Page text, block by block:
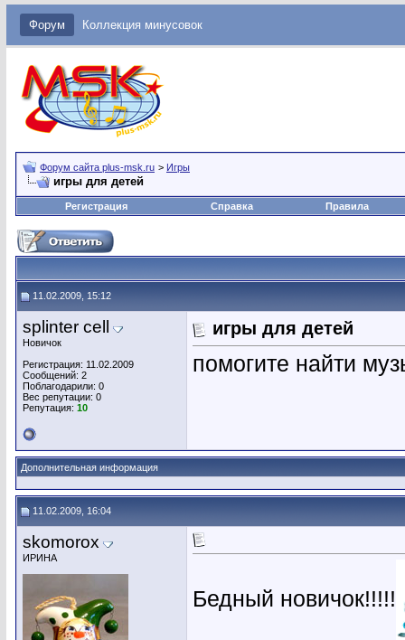
Форум Коллекция минусовок
Форум сайта plus-msk.ru > Игры
игры для детей
Регистрация Справка Правила
11.02.2009, 15:12
splinter cell
Новичок
Регистрация: 11.02.2009
Сообщений: 2
Поблагодарили: 0
Вес репутации: 0
Репутация: 10
игры для детей
помогите найти
Дополнительная информация
11.02.2009, 16:04
skomorox
ИРИНА
Бедный новичок!!!!!